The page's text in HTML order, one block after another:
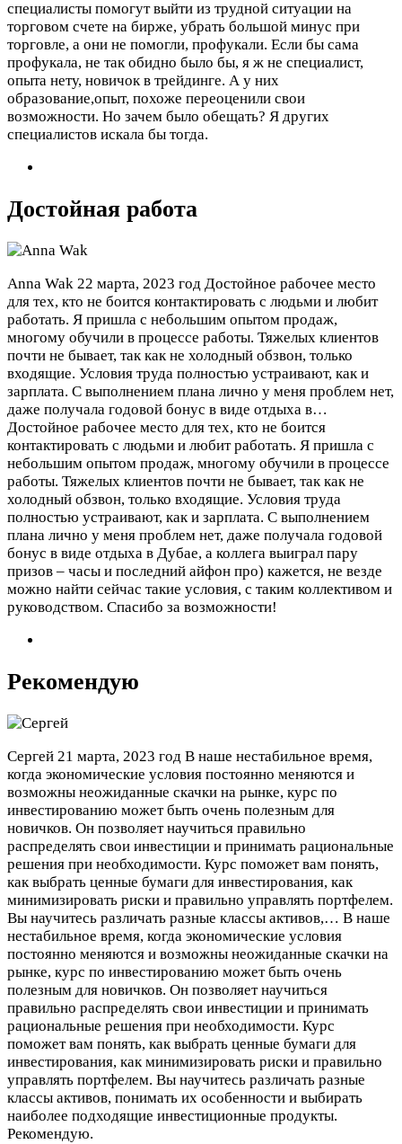
специалисты помогут выйти из трудной ситуации на
торговом счете на бирже, убрать большой минус при
торговле, а они не помогли, профукали. Если бы сама
профукала, не так обидно было бы, я ж не специалист,
опыта нету, новичок в трейдинге. А у них
образование,опыт, похоже переоценили свои
возможности. Но зачем было обещать? Я других
специалистов искала бы тогда.
Достойная работа
Anna Wak 22 марта, 2023 год Достойное рабочее место
для тех, кто не боится контактировать с людьми и любит
работать. Я пришла с небольшим опытом продаж,
многому обучили в процессе работы. Тяжелых клиентов
почти не бывает, так как не холодный обзвон, только
входящие. Условия труда полностью устраивают, как и
зарплата. С выполнением плана лично у меня проблем нет,
даже получала годовой бонус в виде отдыха в…
Достойное рабочее место для тех, кто не боится
контактировать с людьми и любит работать. Я пришла с
небольшим опытом продаж, многому обучили в процессе
работы. Тяжелых клиентов почти не бывает, так как не
холодный обзвон, только входящие. Условия труда
полностью устраивают, как и зарплата. С выполнением
плана лично у меня проблем нет, даже получала годовой
бонус в виде отдыха в Дубае, а коллега выиграл пару
призов – часы и последний айфон про) кажется, не везде
можно найти сейчас такие условия, с таким коллективом и
руководством. Спасибо за возможности!
Рекомендую
Сергей 21 марта, 2023 год В наше нестабильное время,
когда экономические условия постоянно меняются и
возможны неожиданные скачки на рынке, курс по
инвестированию может быть очень полезным для
новичков. Он позволяет научиться правильно
распределять свои инвестиции и принимать рациональные
решения при необходимости. Курс поможет вам понять,
как выбрать ценные бумаги для инвестирования, как
минимизировать риски и правильно управлять портфелем.
Вы научитесь различать разные классы активов,… В наше
нестабильное время, когда экономические условия
постоянно меняются и возможны неожиданные скачки на
рынке, курс по инвестированию может быть очень
полезным для новичков. Он позволяет научиться
правильно распределять свои инвестиции и принимать
рациональные решения при необходимости. Курс
поможет вам понять, как выбрать ценные бумаги для
инвестирования, как минимизировать риски и правильно
управлять портфелем. Вы научитесь различать разные
классы активов, понимать их особенности и выбирать
наиболее подходящие инвестиционные продукты.
Рекомендую.